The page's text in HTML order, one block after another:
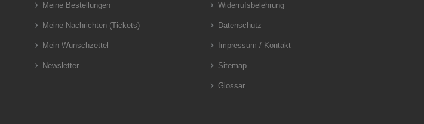
Meine Bestellungen
Meine Nachrichten (Tickets)
Mein Wunschzettel
Newsletter
Widerrufsbelehrung
Datenschutz
Impressum / Kontakt
Sitemap
Glossar